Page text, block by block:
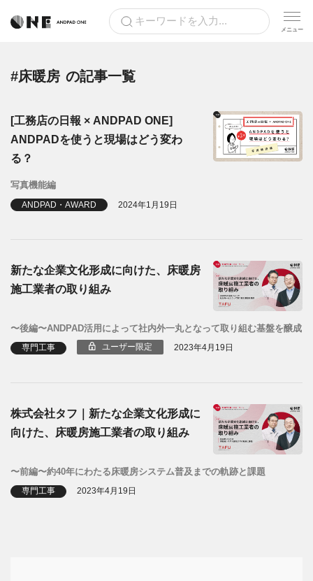
#床暖房 の記事一覧
[工務店の日報 × ANDPAD ONE]
ANDPADを使うと現場はどう変わ
る？
写真機能編
ANDPAD・AWARD 2024年1月19日
新たな企業文化形成に向けた、床暖房
施工業者の取り組み
〜後編〜ANDPAD活用によって社内外一丸となって取り組む基盤を醸成
専門工事 ユーザー限定 2023年4月19日
株式会社タフ｜新たな企業文化形成に
向けた、床暖房施工業者の取り組み
〜前編〜約40年にわたる床暖房システム普及までの軌跡と課題
専門工事 2023年4月19日